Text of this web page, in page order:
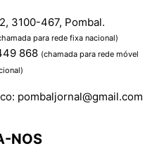
3100-467, Pombal.
para rede fixa nacional)
868 (chamada para rede móvel
pombaljornal@gmail.com
NOS